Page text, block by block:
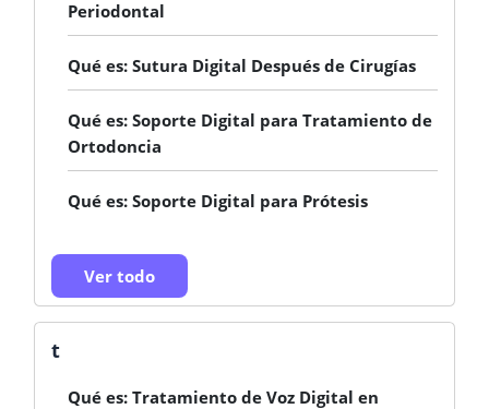
Periodontal
Qué es: Sutura Digital Después de Cirugías
Qué es: Soporte Digital para Tratamiento de
Ortodoncia
Qué es: Soporte Digital para Prótesis
Ver todo
t
Qué es: Tratamiento de Voz Digital en